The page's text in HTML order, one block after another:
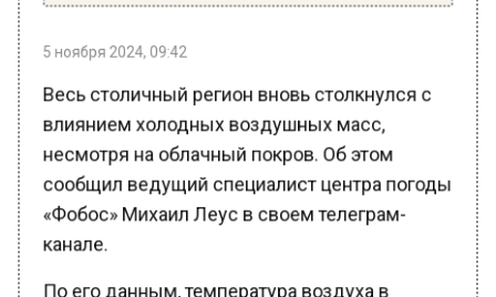
влиянием холодных воздушных масс,
несмотря на облачный покров. Об этом
сообщил ведущий специалист центра погоды
«Фобос» Михаил Леус в своем телеграм-
По его данным, температура воздуха в